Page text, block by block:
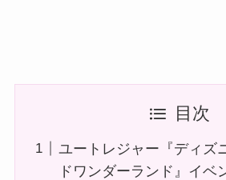
目次
ユートレジャー『ディズ
ドワンダーランド』イベ